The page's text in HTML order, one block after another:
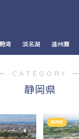
湾 浜名湖 遠州灘
CATEGORY ―
静岡県
静岡県